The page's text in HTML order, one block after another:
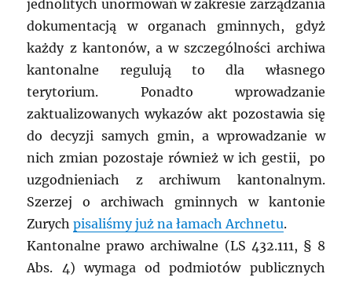
jednolitych unormowań w zakresie zarządzania
dokumentacją w organach gminnych, gdyż
każdy z kantonów, a w szczególności archiwa
kantonalne regulują to dla własnego
terytorium. Ponadto wprowadzanie
zaktualizowanych wykazów akt pozostawia się
do decyzji samych gmin, a wprowadzanie w
nich zmian pozostaje również w ich gestii, po
uzgodnieniach z archiwum kantonalnym.
Szerzej o archiwach gminnych w kantonie
Zurychpisaliśmy już na łamach Archnetu.
Kantonalne prawo archiwalne (LS 432.111, § 8
Abs. 4) wymaga od podmiotów publicznych